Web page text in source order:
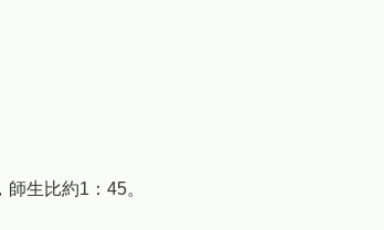
生比約1：45。